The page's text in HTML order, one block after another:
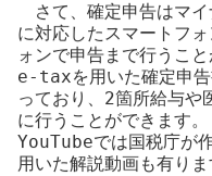
さて、確定申告はマイ
に対応したスマートフ
ォンで申告まで行うこと
e-taxを用いた確定申告
っており、2箇所給与や
に行うことができます。
YouTubeでは国税庁が
用いた解説動画も有りま